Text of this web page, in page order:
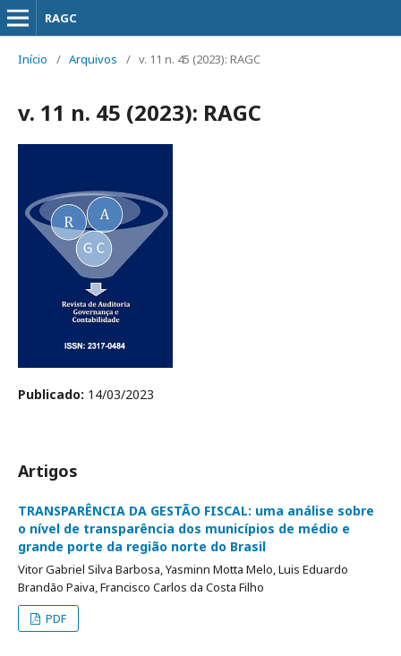
RAGC
Início / Arquivos / v. 11 n. 45 (2023): RAGC
v. 11 n. 45 (2023): RAGC
Publicado: 14/03/2023
Artigos
TRANSPARÊNCIA DA GESTÃO FISCAL: uma análise sobre
o nível de transparência dos municípios de médio e
grande porte da região norte do Brasil
Vitor Gabriel Silva Barbosa, Yasminn Motta Melo, Luis Eduardo
Brandão Paiva, Francisco Carlos da Costa Filho
PDF